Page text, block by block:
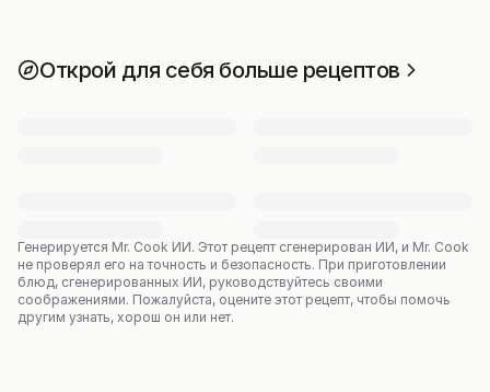
Открой для себя больше рецептов
Генерируется Mr. Cook ИИ. Этот рецепт сгенерирован ИИ, и Mr. Cook
не проверял его на точность и безопасность. При приготовлении
блюд, сгенерированных ИИ, руководствуйтесь своими
соображениями. Пожалуйста, оцените этот рецепт, чтобы помочь
другим узнать, хорош он или нет.